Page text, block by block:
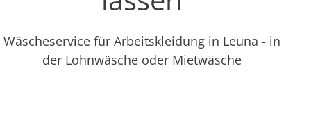
Wäscheservice für Arbeitskleidung in Leuna - in
der Lohnwäsche oder Mietwäsche